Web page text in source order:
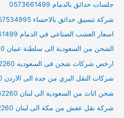
جلسات حدائق بالدمام 0573661499
شركة تنسيق حدائق بالاحساء 0557534995
اسعار العشب الصناعي في الدمام 0573661499
الشحن من السعودية الى سلطنة عمان 0561162260
ارخص شركات شحن فى السعوديه 0561162260
شركات النقل البري من جدة الى الاردن 0561162260
شحن اثاث من السعودية الى لبنان 0561162260
شركة نقل عفش من مكة الى لبنان 0561162260